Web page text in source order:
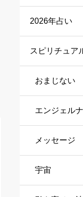
2026年占い
スピリチュア
おまじない
エンジェル
メッセージ
宇宙